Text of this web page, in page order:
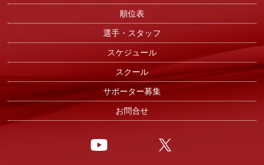
順位表
選手・スタッフ
スケジュール
スクール
サポーター募集
お問合せ